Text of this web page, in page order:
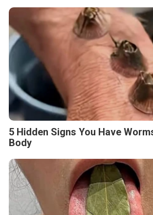
5 Hidden Signs You Have
Body